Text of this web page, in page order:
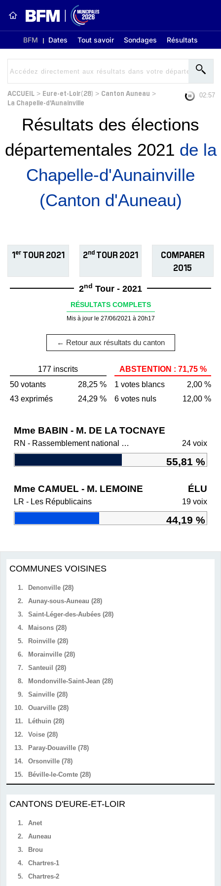
BFM Dates Tout savoir Sondages Résultats
ACCUEIL > Eure-et-Loir(28) > Canton Auneau >
La Chapelle-d'Aunainville
02:56
Résultats des élections
départementales 2021 de la
Chapelle-d'Aunainville
(Canton d'Auneau)
1er TOUR 2021 2ndTOUR 2021
COMPARER
2015
2nd Tour - 2021
RÉSULTATS COMPLETS
Mis à jour le 27/06/2021 à 20h17
← Retour aux résultats du canton
177 inscrits
50 votants
28,25 %
43 exprimés
24,29 %
ABSTENTION : 71,75 %
1 votes blancs
2,00 %
6 votes nuls
12,00 %
Mme BABIN - M. DE LA TOCNAYE
RN - Rassemblement national et ses alliés 24 voix
55,81 %
Mme CAMUEL - M. LEMOINE ÉLU
LR - Les Républicains 19 voix
44,19 %
COMMUNES VOISINES
1.
Denonville (28)
2.
Aunay-sous-Auneau (28)
3.
Saint-Léger-des-Aubées (28)
4.
Maisons (28)
5.
Roinville (28)
6.
Morainville (28)
7.
Santeuil (28)
8.
Mondonville-Saint-Jean (28)
9.
Sainville (28)
10.
Ouarville (28)
11.
Léthuin (28)
12.
Voise (28)
13.
Paray-Douaville (78)
14.
Orsonville (78)
15.
Béville-le-Comte (28)
CANTONS D'EURE-ET-LOIR
1.
Anet
2.
Auneau
3.
Brou
4.
Chartres-1
5.
Chartres-2